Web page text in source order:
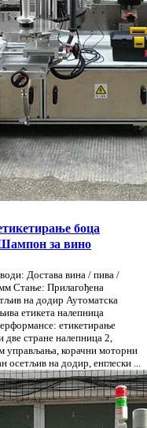
боца
за вино
Достава вина / пива /
Стање: Прилагођена
на додир Аутоматска
етикета налепница
етикетирање
две стране налепница 2,
управљања, корачни моторни
осетљив на додир, енглески ...